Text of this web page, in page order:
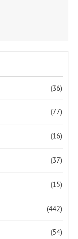
(36)
(77)
(16)
(37)
(15)
(442)
(54)